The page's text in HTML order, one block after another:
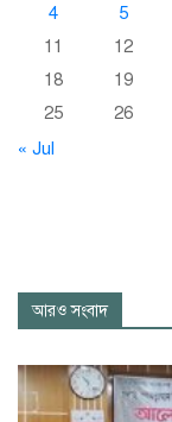
4
5
11
12
18
19
25
26
« Jul
আরও সংবাদ